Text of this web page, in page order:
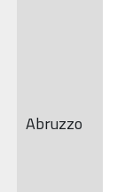
Abruzzo